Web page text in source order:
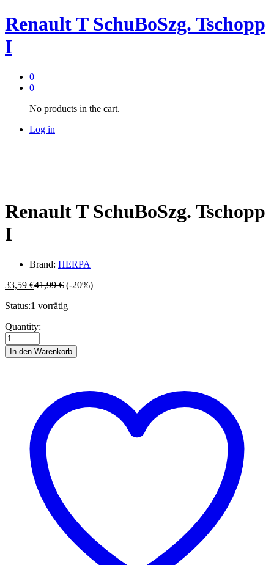
Renault T SchuBoSzg. Tschopp
I
0
0
No products in the cart.
Log in
Renault T SchuBoSzg. Tschopp
I
Brand: HERPA
33,59 €41,99€ (-20%)
Status:1 vorrätig
Renault
T
SchuBoSzg.
Tschopp
Quantity:
In den Warenkorb